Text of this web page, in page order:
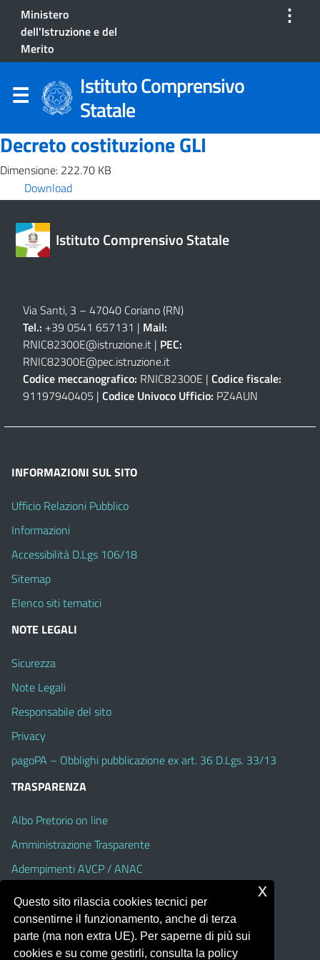
Ministero
dell'Istruzione e del
Merito
⋮
Istituto Comprensivo
Statale
Decreto costituzione GLI
Dimensione: 222.70 KB
Download
Istituto Comprensivo Statale
Via Santi, 3 – 47040 Coriano (RN)
Tel.: +39 0541 657131 | Mail:
RNIC82300E@istruzione.it | PEC:
RNIC82300E@pec.istruzione.it
Codice meccanografico: RNIC82300E | Codice fiscale:
91197940405 | Codice Univoco Ufficio: PZ4AUN
INFORMAZIONI SUL SITO
Ufficio Relazioni Pubblico
Informazioni
Accessibilità D.Lgs 106/18
Sitemap
Elenco siti tematici
NOTE LEGALI
Sicurezza
Note Legali
Responsabile del sito
Privacy
pagoPA – Obblighi pubblicazione ex art. 36 D.Lgs. 33/13
TRASPARENZA
Albo Pretorio on line
Amministrazione Trasparente
Adempimenti AVCP / ANAC
Dichiarazione di accessibilità
Questo sito rilascia cookies tecnici per
consentirne il funzionamento, anche di terza
parte (ma non extra UE). Per saperne di più sui
cookies e su come gestirli, consulta la policy
x